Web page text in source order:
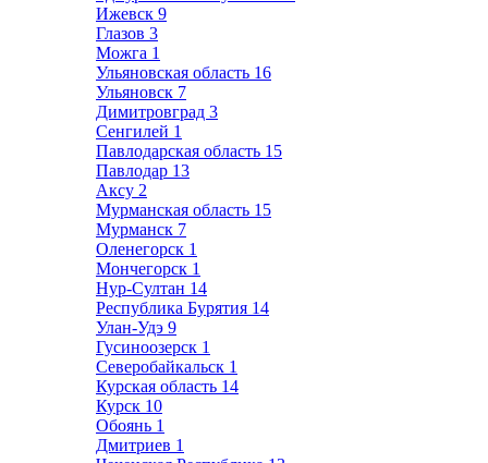
Ижевск 9
Глазов 3
Можга 1
Ульяновская область 16
Ульяновск 7
Димитровград 3
Сенгилей 1
Павлодарская область 15
Павлодар 13
Аксу 2
Мурманская область 15
Мурманск 7
Оленегорск 1
Мончегорск 1
Нур-Султан 14
Республика Бурятия 14
Улан-Удэ 9
Гусиноозерск 1
Северобайкальск 1
Курская область 14
Курск 10
Обоянь 1
Дмитриев 1